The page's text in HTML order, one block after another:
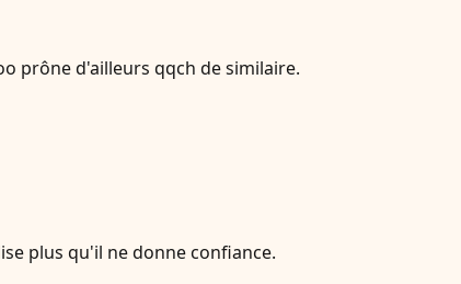
prône d'ailleurs qqch de similaire.
plus qu'il ne donne confiance.